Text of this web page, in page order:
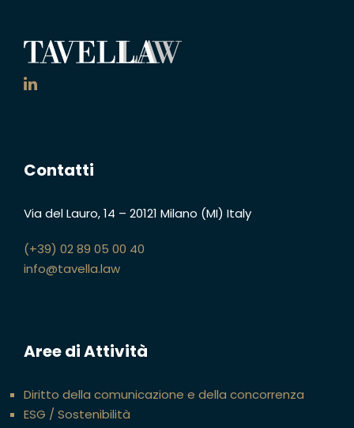
Contatti
Via del Lauro, 14 – 20121 Milano (MI) Italy
(+39) 02 89 05 00 40
info@tavella.law
Aree di Attività
Diritto della comunicazione e della concorrenza
ESG / Sostenibilità